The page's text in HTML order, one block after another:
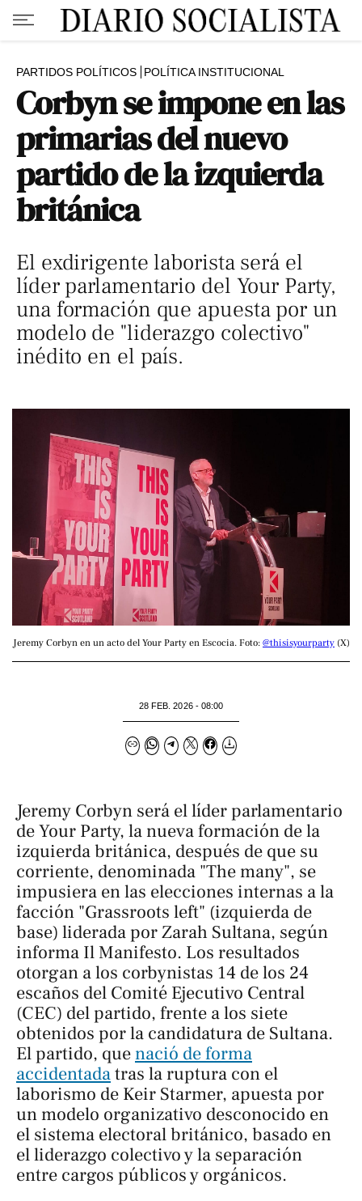
PARTIDOS POLÍTICOS POLÍTICA INSTITUCIONAL
Corbyn se impone en las
primarias del nuevo
partido de la izquierda
británica
El exdirigente laborista será el
líder parlamentario del Your Party,
una formación que apuesta por un
modelo de "liderazgo colectivo"
inédito en el país.
Jeremy Corbyn en un acto del Your Party en Escocia. Foto: @thisisyourparty (X)
28 FEB. 2026 - 08:00
Jeremy Corbyn será el líder parlamentario
de Your Party, la nueva formación de la
izquierda británica, después de que su
corriente, denominada "The many", se
impusiera en las elecciones internas a la
facción "Grassroots left" (izquierda de
base) liderada por Zarah Sultana, según
informa Il Manifesto. Los resultados
otorgan a los corbynistas 14 de los 24
escaños del Comité Ejecutivo Central
(CEC) del partido, frente a los siete
obtenidos por la candidatura de Sultana.
El partido, quenació de forma
accidentadatras la ruptura con el
laborismo de Keir Starmer, apuesta por
un modelo organizativo desconocido en
el sistema electoral británico, basado en
el liderazgo colectivo y la separación
entre cargos públicos y orgánicos.